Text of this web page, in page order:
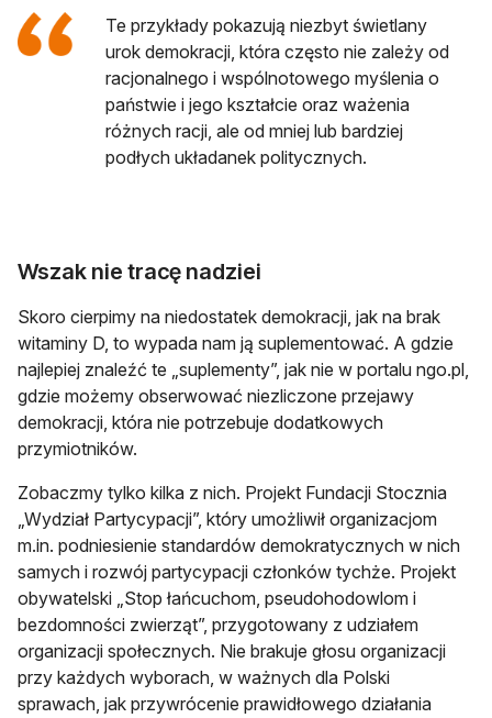
Te przykłady pokazują niezbyt świetlany
urok demokracji, która często nie zależy od
racjonalnego i wspólnotowego myślenia o
państwie i jego kształcie oraz ważenia
różnych racji, ale od mniej lub bardziej
podłych układanek politycznych.
Wszak nie tracę nadziei
Skoro cierpimy na niedostatek demokracji, jak na brak
witaminy D, to wypada nam ją suplementować. A gdzie
najlepiej znaleźć te „suplementy”, jak nie w portalu ngo.pl,
gdzie możemy obserwować niezliczone przejawy
demokracji, która nie potrzebuje dodatkowych
przymiotników.
Zobaczmy tylko kilka z nich. Projekt Fundacji Stocznia
„Wydział Partycypacji”, który umożliwił organizacjom
m.in. podniesienie standardów demokratycznych w nich
samych i rozwój partycypacji członków tychże. Projekt
obywatelski „Stop łańcuchom, pseudohodowlom i
bezdomności zwierząt”, przygotowany z udziałem
organizacji społecznych. Nie brakuje głosu organizacji
przy każdych wyborach, w ważnych dla Polski
sprawach, jak przywrócenie prawidłowego działania